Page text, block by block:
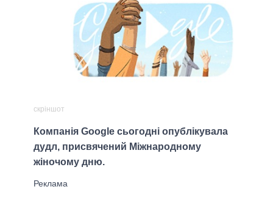
скріншот
Компанія Google сьогодні опублікувала
дудл, присвячений Міжнародному
жіночому дню.